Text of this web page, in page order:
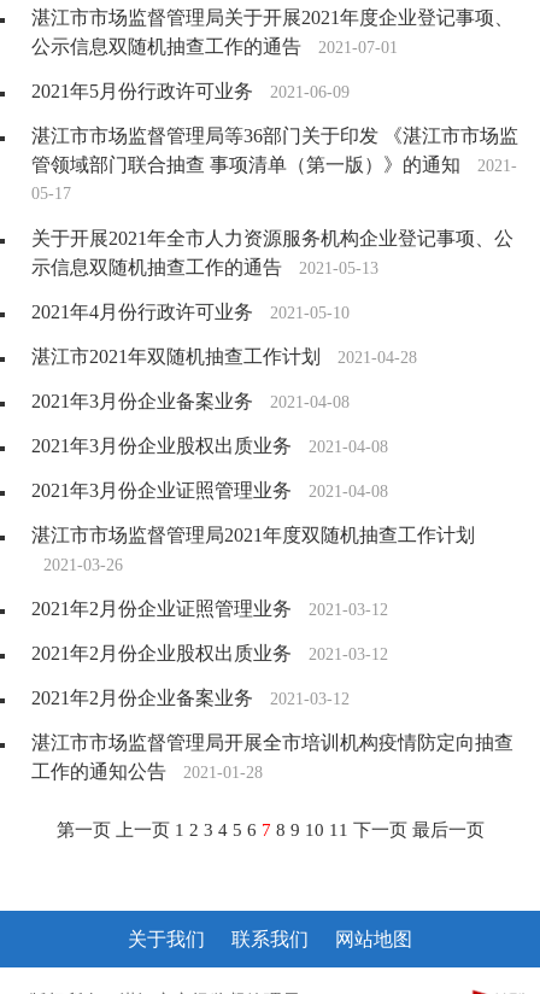
湛江市市场监督管理局关于开展2021年度企业登记事项、
公示信息双随机抽查工作的通告
2021-07-01
2021年5月份行政许可业务 2021-06-09
湛江市市场监督管理局等36部门关于印发 《湛江市市场监
管领域部门联合抽查 事项清单（第一版）》的通知
2021-
05-17
关于开展2021年全市人力资源服务机构企业登记事项、公
示信息双随机抽查工作的通告
2021-05-13
2021年4月份行政许可业务 2021-05-10
湛江市2021年双随机抽查工作计划 2021-04-28
2021年3月份企业备案业务 2021-04-08
2021年3月份企业股权出质业务 2021-04-08
2021年3月份企业证照管理业务 2021-04-08
湛江市市场监督管理局2021年度双随机抽查工作计划
2021-03-26
2021年2月份企业证照管理业务 2021-03-12
2021年2月份企业股权出质业务 2021-03-12
2021年2月份企业备案业务 2021-03-12
湛江市市场监督管理局开展全市培训机构疫情防定向抽查
工作的通知公告
2021-01-28
第一页 上一页 1 2 3 4 5 6 7 8 9 10 11 下一页 最后一页
关于我们 联系我们 网站地图